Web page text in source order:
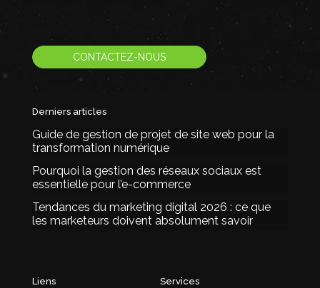
CONTACTEZ-NOUS
Derniers articles
Guide de gestion de projet de site web pour la
transformation numérique
Pourquoi la gestion des réseaux sociaux est
essentielle pour l’e-commerce
Tendances du marketing digital 2026 : ce que
les marketeurs doivent absolument savoir
Liens Services